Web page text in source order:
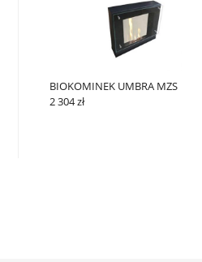
BIOKOMINEK UMBRA MZS
2 304 zł